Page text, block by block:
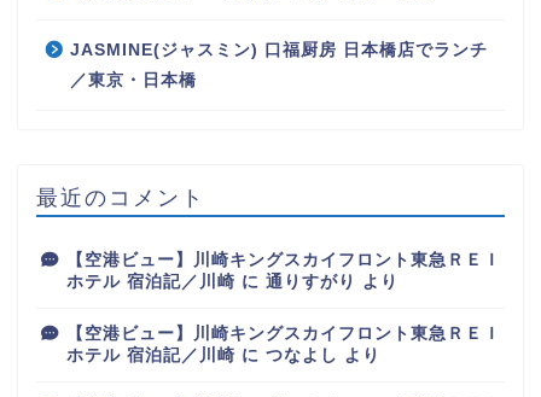
JASMINE(ジャスミン) 口福厨房 日本橋店でランチ
／東京・日本橋
最近のコメント
【空港ビュー】川崎キングスカイフロント東急ＲＥＩ
ホテル 宿泊記／川崎 に 通りすがり より
【空港ビュー】川崎キングスカイフロント東急ＲＥＩ
ホテル 宿泊記／川崎 に つなよし より